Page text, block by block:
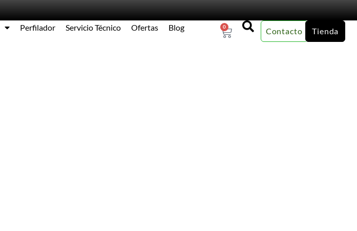
Perfilador Servicio Técnico Ofertas Blog 0 Contacto Tienda
Equipos